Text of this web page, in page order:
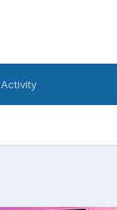
Activity